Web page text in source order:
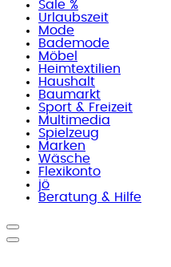
Sale %
Urlaubszeit
Mode
Bademode
Möbel
Heimtextilien
Haushalt
Baumarkt
Sport & Freizeit
Multimedia
Spielzeug
Marken
Wäsche
Flexikonto
jö
Beratung & Hilfe